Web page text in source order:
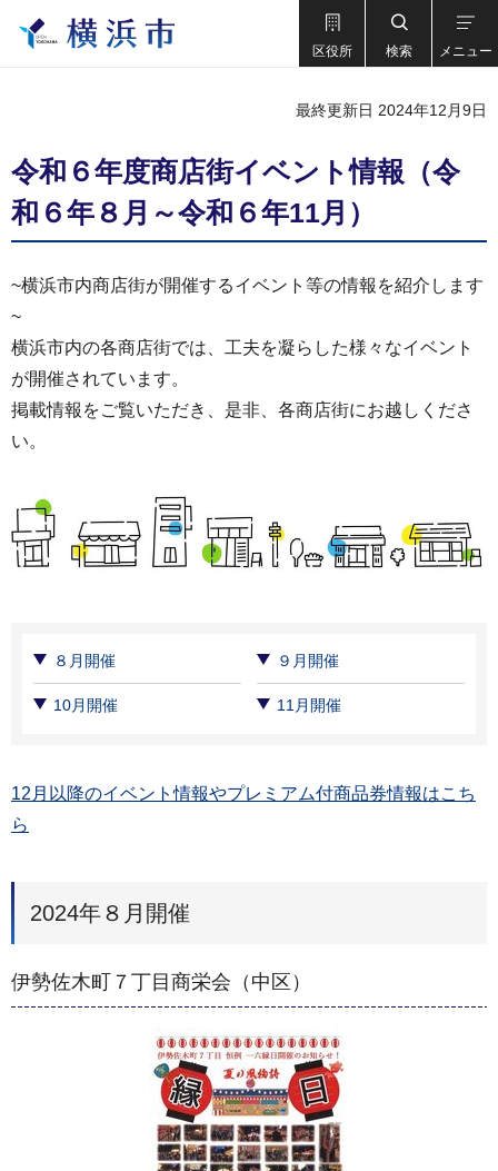
区役所 検索 メニュー
最終更新日 2024年12月9日
令和６年度商店街イベント情報（令
和６年８月～令和６年11月）
~横浜市内商店街が開催するイベント等の情報を紹介します
~
横浜市内の各商店街では、工夫を凝らした様々なイベント
が開催されています。
掲載情報をご覧いただき、是非、各商店街にお越しくださ
い。
８月開催 ９月開催
10月開催 11月開催
12月以降のイベント情報やプレミアム付商品券情報はこち
ら
2024年８月開催
伊勢佐木町７丁目商栄会（中区）